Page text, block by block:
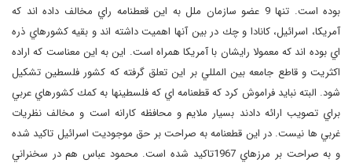
بوده است. تنها 9 عضو سازمان ملل به اين قعطنامه راي مخالف داده اند كه
آمريكا، اسرائيل، كانادا و چك در بين آنها اهميت داشته اند و بقيه كشورهاي ذره
اي بوده اند كه معمولا رايشان با آمريكا همراه است. اين به اين معناست كه اراده
اكثريت و قاطع جامعه بين المللي بر اين تعلق گرفته كه كشور فلسطين تشكيل
شود. البته نبايد فراموش كرد كه قطعنامه اي كه فلسطينها به كمك كشورهاي عربي
براي تصويب ارائه دادند بسيار ملايم و محافظه کارانه است و مخالف نظريات
غربي ها نيست. در اين قطعنامه به صراحت بر حق موجوديت اسرائيل تاكيد شده
و به صراحت بر مرزهاي 1967تاكيد شده است. محمود عباس هم در سخنراني